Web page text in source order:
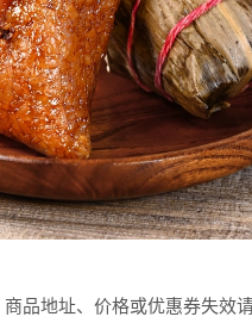
品地址、价格或优惠券失效